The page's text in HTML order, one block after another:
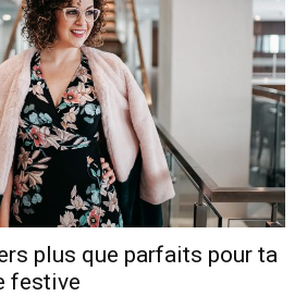
plus que parfaits pour ta
festive